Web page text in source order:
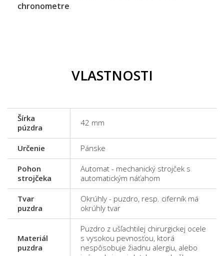
chronometre.
VLASTNOSTI
Šírka
púzdra
42 mm
Určenie Pánske
Pohon
strojčeka
Automat - mechanický strojček s
automatickým náťahom
Tvar
puzdra
Okrúhly - puzdro, resp. ciferník má
okrúhly tvar
Materiál
puzdra
Puzdro z ušľachtilej chirurgickej ocele
s vysokou pevnosťou, ktorá
nespôsobuje žiadnu alergiu, alebo